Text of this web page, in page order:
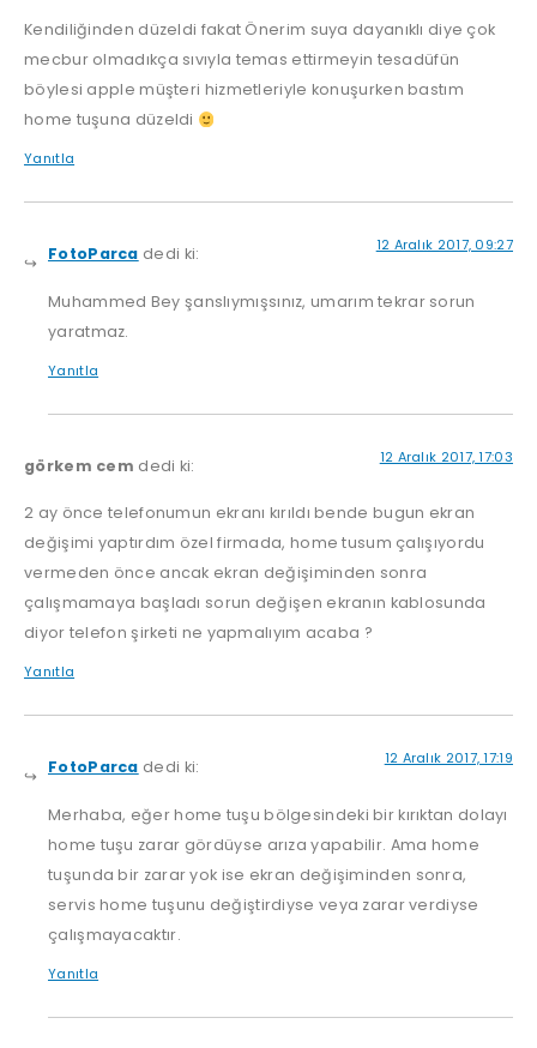
Kendiliğinden düzeldi fakat Önerim suya dayanıklı diye çok
mecbur olmadıkça sıvıyla temas ettirmeyin tesadüfün
böylesi apple müşteri hizmetleriyle konuşurken bastım
home tuşuna düzeldi
Yanıtla
FotoParca dedi ki: 12 Aralık 2017, 09:27
Muhammed Bey şanslıymışsınız, umarım tekrar sorun
yaratmaz.
Yanıtla
görkem cem dedi ki: 12 Aralık 2017, 17:03
2 ay önce telefonumun ekranı kırıldı bende bugun ekran
değişimi yaptırdım özel firmada, home tusum çalışıyordu
vermeden önce ancak ekran değişiminden sonra
çalışmamaya başladı sorun değişen ekranın kablosunda
diyor telefon şirketi ne yapmalıyım acaba ?
Yanıtla
FotoParca dedi ki: 12 Aralık 2017, 17:19
Merhaba, eğer home tuşu bölgesindeki bir kırıktan dolayı
home tuşu zarar gördüyse arıza yapabilir. Ama home
tuşunda bir zarar yok ise ekran değişiminden sonra,
servis home tuşunu değiştirdiyse veya zarar verdiyse
çalışmayacaktır.
Yanıtla